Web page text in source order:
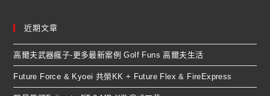
近期文章
高爾夫武器瘋子-更多最新案例 Golf Funs 高爾夫生活
Future Force & Kyoei 共榮KK + Future Flex & FireExpress